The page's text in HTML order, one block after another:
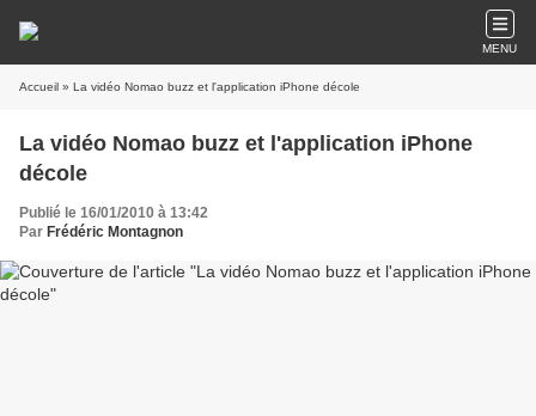
MENU
Accueil » La vidéo Nomao buzz et l'application iPhone décole
La vidéo Nomao buzz et l'application iPhone
décole
Publié le 16/01/2010 à 13:42
Par Frédéric Montagnon